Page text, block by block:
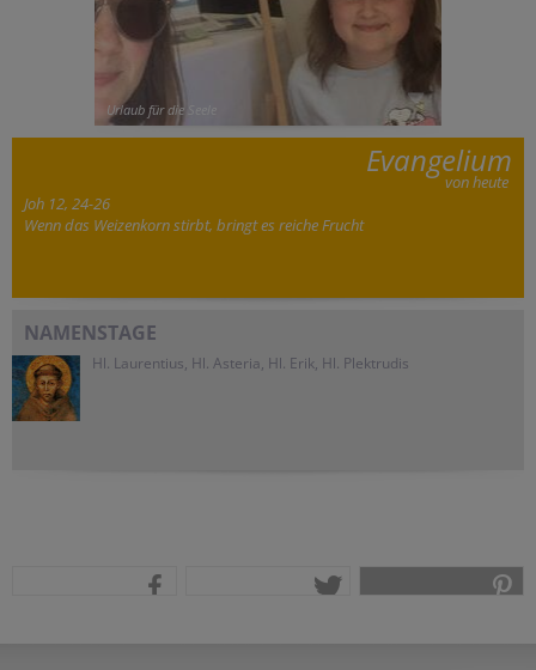
Urlaub für die Seele
Evangelium
von heute
Joh 12, 24-26
Wenn das Weizenkorn stirbt, bringt es reiche Frucht
NAMENSTAGE
Hl. Laurentius, Hl. Asteria, Hl. Erik, Hl. Plektrudis